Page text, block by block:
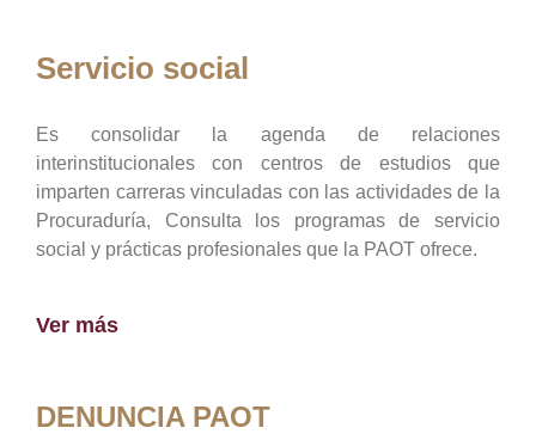
Servicio social
Es consolidar la agenda de relaciones
interinstitucionales con centros de estudios que
imparten carreras vinculadas con las actividades de la
Procuraduría, Consulta los programas de servicio
social y prácticas profesionales que la PAOT ofrece.
Ver más
DENUNCIA PAOT